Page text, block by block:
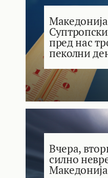
пред нас
пеколни
Вчера,
силно
Македонија